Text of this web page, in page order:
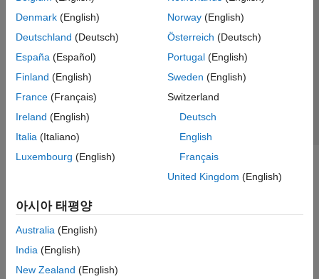
Denmark (English)
Deutschland (Deutsch)
España (Español)
Finland (English)
France (Français)
Ireland (English)
Italia (Italiano)
Luxembourg (English)
Norway(English)
Österreich (Deutsch)
Portugal(English)
Sweden (English)
Switzerland
Deutsch
English
Français
United Kingdom (English)
아시아 태평양
Australia (English)
India (English)
New Zealand (English)
신뢰 센터 등록 상표 개인정보 취급방침
불법 복제 방지
애플리케이션 상태
© 1994-2026 The MathWorks, Inc.